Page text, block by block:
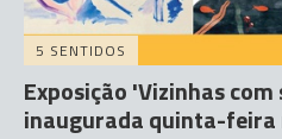
5 SENTIDOS
Exposição 'Vizinhas
inaugurada quinta-feira